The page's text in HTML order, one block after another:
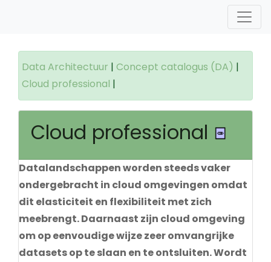
Data Architectuur | Concept catalogus (DA) |
Cloud professional |
Cloud professional
Datalandschappen worden steeds vaker
ondergebracht in cloud omgevingen omdat
dit elasticiteit en flexibiliteit met zich
meebrengt. Daarnaast zijn cloud omgeving
om op eenvoudige wijze zeer omvangrijke
datasets op te slaan en te ontsluiten. Wordt